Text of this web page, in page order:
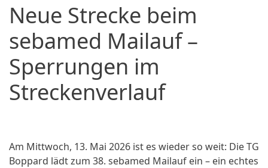
Neue Strecke beim
sebamed Mailauf –
Sperrungen im
Streckenverlauf
Am Mittwoch, 13. Mai 2026 ist es wieder so weit: Die TG
Boppard lädt zum 38. sebamed Mailauf ein – ein echtes